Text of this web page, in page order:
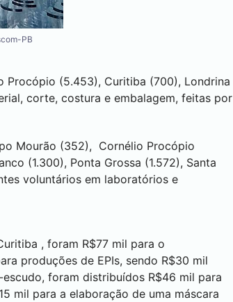
PB
Procópio (5.453), Curitiba (700), Londrina
corte, costura e embalagem, feitas por
Mourão (352), Cornélio Procópio
(1.300), Ponta Grossa (1.572), Santa
voluntários em laboratórios e
, foram R$77 mil para o
produções de EPIs, sendo R$30 mil
foram distribuídos R$46 mil para
mil para a elaboração de uma máscara